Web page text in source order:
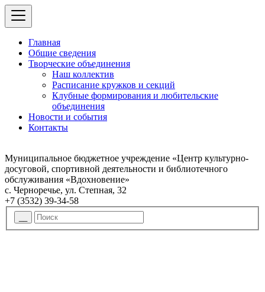
Главная
Общие сведения
Творческие объединения
Наш коллектив
Расписание кружков и секций
Клубные формирования и любительские
объединения
Новости и события
Контакты
Муниципальное бюджетное учреждение «Центр культурно-
досуговой, спортивной деятельности и библиотечного
обслуживания «Вдохновение»
с. Черноречье, ул. Степная, 32
+7 (3532) 39-34-58